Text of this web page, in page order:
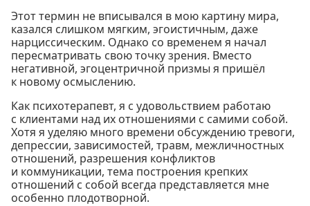
Этот термин не вписывался в мою картину мира,
казался слишком мягким, эгоистичным, даже
нарциссическим. Однако со временем я начал
пересматривать свою точку зрения. Вместо
негативной, эгоцентричной призмы я пришёл
к новому осмыслению.
Как психотерапевт, я с удовольствием работаю
с клиентами над их отношениями с самими собой.
Хотя я уделяю много времени обсуждению тревоги,
депрессии, зависимостей, травм, межличностных
отношений, разрешения конфликтов
и коммуникации, тема построения крепких
отношений с собой всегда представляется мне
особенно плодотворной.